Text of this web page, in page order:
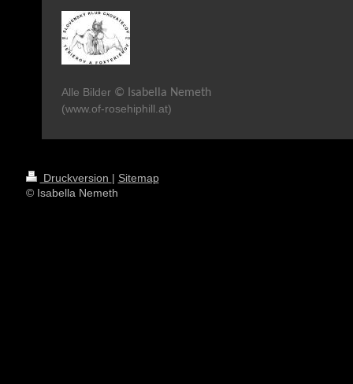
Alle Bilder © Isabella Nemeth
(www.of-rosehiphill.at)
Druckversion | Sitemap
© Isabella Nemeth